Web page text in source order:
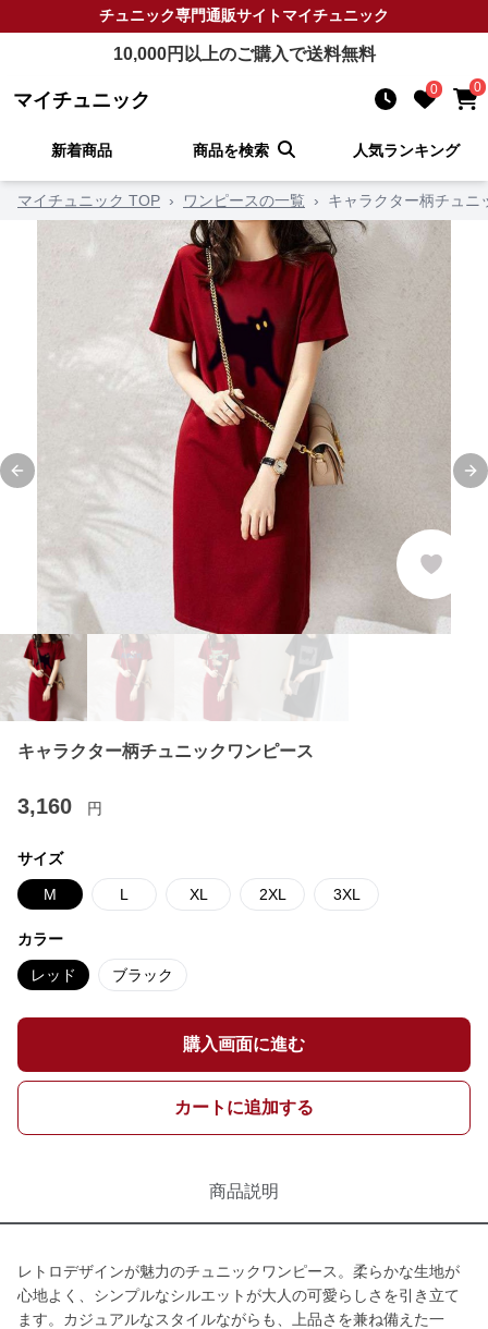
チュニック専門通販サイトマイチュニック
10,000円以上のご購入で送料無料
マイチュニック 0 0
新着商品 商品を検索 人気ランキング
マイチュニック TOP › ワンピースの一覧 › キャラクター柄チュニ
Previous slide
キャラクター柄チュニックワンピース
3,160 円
サイズ
M L XL 2XL 3XL
カラー
レッド ブラック
購入画面に進む
カートに追加する
商品説明
レトロデザインが魅力のチュニックワンピース。柔らかな生地が
心地よく、シンプルなシルエットが大人の可愛らしさを引き立て
ます。カジュアルなスタイルながらも、上品さを兼ね備えた一